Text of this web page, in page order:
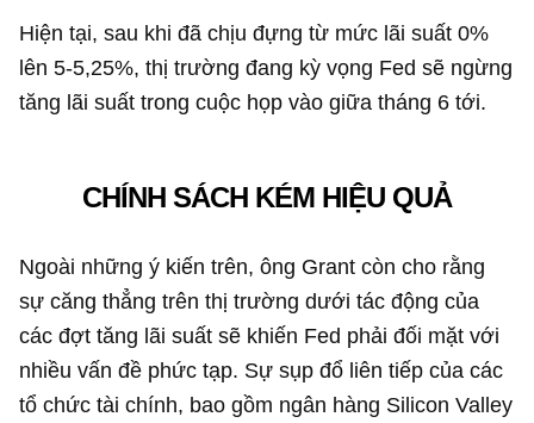
Hiện tại, sau khi đã chịu đựng từ mức lãi suất 0%
lên 5-5,25%, thị trường đang kỳ vọng Fed sẽ ngừng
tăng lãi suất trong cuộc họp vào giữa tháng 6 tới.
CHÍNH SÁCH KÉM HIỆU QUẢ
Ngoài những ý kiến trên, ông Grant còn cho rằng
sự căng thẳng trên thị trường dưới tác động của
các đợt tăng lãi suất sẽ khiến Fed phải đối mặt với
nhiều vấn đề phức tạp. Sự sụp đổ liên tiếp của các
tổ chức tài chính, bao gồm ngân hàng Silicon Valley